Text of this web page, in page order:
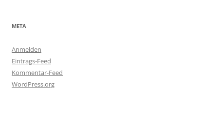
META
Anmelden
Eintrags-Feed
Kommentar-Feed
WordPress.org